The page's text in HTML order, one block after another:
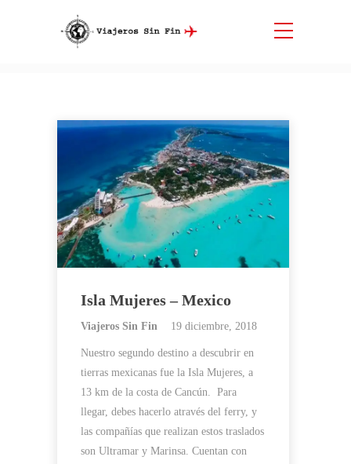
Etiqueta:Isla Mujeres
Isla Mujeres – Mexico
Viajeros Sin Fin 19 diciembre, 2018
Nuestro segundo destino a descubrir en
tierras mexicanas fue la Isla Mujeres, a
13 km de la costa de Cancún. Para
llegar, debes hacerlo através del ferry, y
las compañías que realizan estos traslados
son Ultramar y Marinsa. Cuentan con